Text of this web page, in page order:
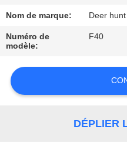
CONTRÔLE
DE
QUALITÉ
CONTACTEZ-
Nom de marque: Deer hunt
Numéro de
modèle:
F40
DÉPLIER